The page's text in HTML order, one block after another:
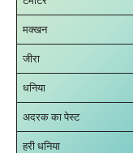
मक्खन
जीरा
धनिया
अदरक का पेस्ट
हरी धनिया